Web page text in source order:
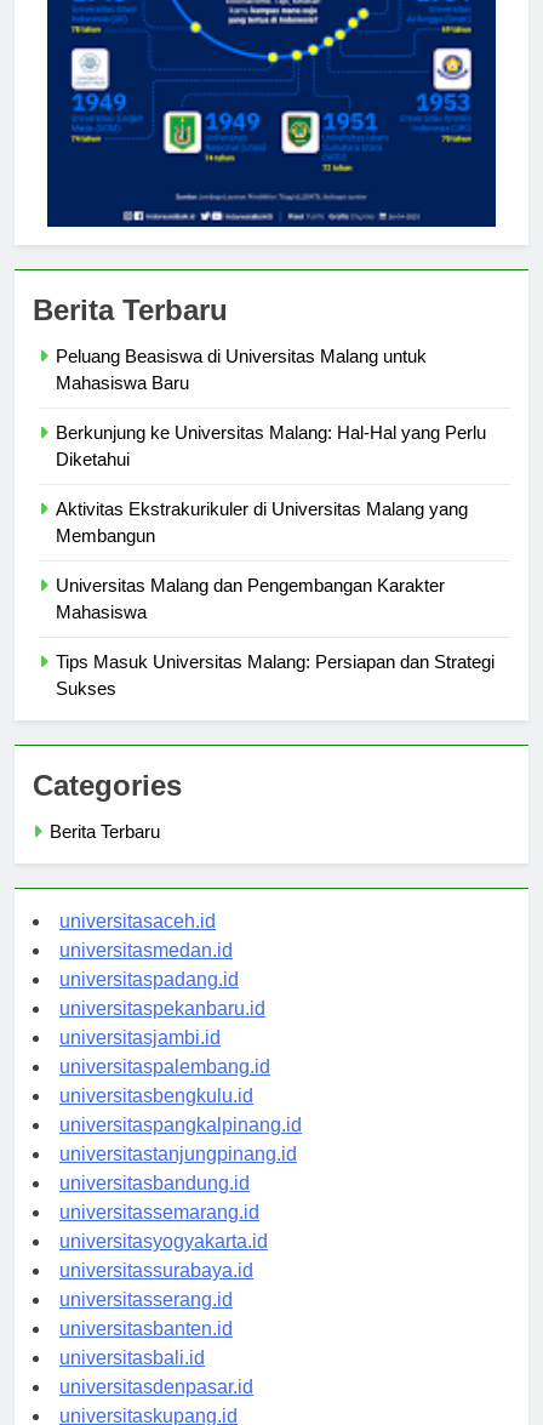
Berita Terbaru
Peluang Beasiswa di Universitas Malang untuk
Berkunjung ke Universitas Malang: Hal-Hal yang Perlu
Aktivitas Ekstrakurikuler di Universitas Malang yang
Universitas Malang dan Pengembangan Karakter
Tips Masuk Universitas Malang: Persiapan dan Strategi
Categories
universitasaceh.id
universitasmedan.id
universitaspadang.id
universitaspekanbaru.id
universitasjambi.id
universitaspalembang.id
universitasbengkulu.id
universitaspangkalpinang.id
universitastanjungpinang.id
universitasbandung.id
universitassemarang.id
universitasyogyakarta.id
universitassurabaya.id
universitasserang.id
universitasbanten.id
universitasbali.id
universitasdenpasar.id